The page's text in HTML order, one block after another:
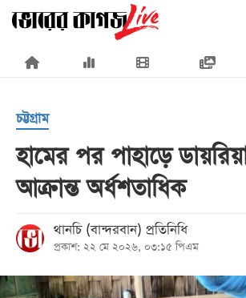
×
প্রচ্ছদ
জাতীয়
রাজনীতি
অর্থনীতি
চট্টগ্রাম
হামের পর পাহাড়ে
আক্রান্ত অর্ধশতাধিক
থানচি (বান্দরবান) প্রতিনিধি
প্রকাশ: ২২ মে ২০২৬, ০৩:১৫ পিএম